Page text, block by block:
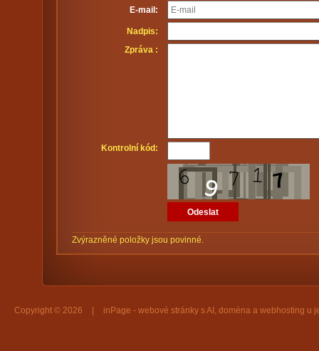
E-mail:
Nadpis:
Zpráva :
Kontrolní kód:
Zvýrazněné položky jsou povinné.
Copyright © 2026 inPage - webové stránky s AI, doména a webhosting u